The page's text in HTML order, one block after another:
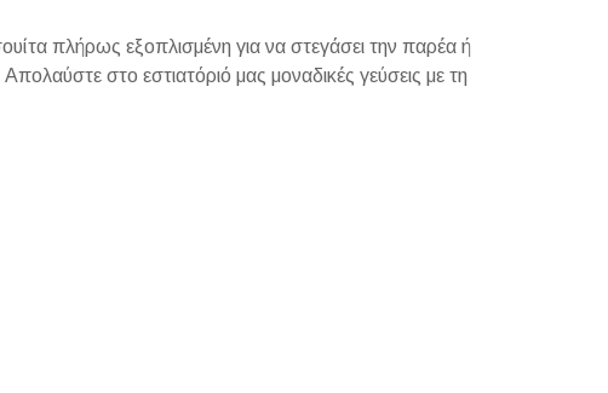
πλήρως εξοπλισμένη για να στεγάσει την παρέα ή
στο εστιατόριό μας μοναδικές γεύσεις με τη